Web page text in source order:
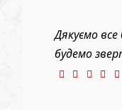
Дякуємо
будемо